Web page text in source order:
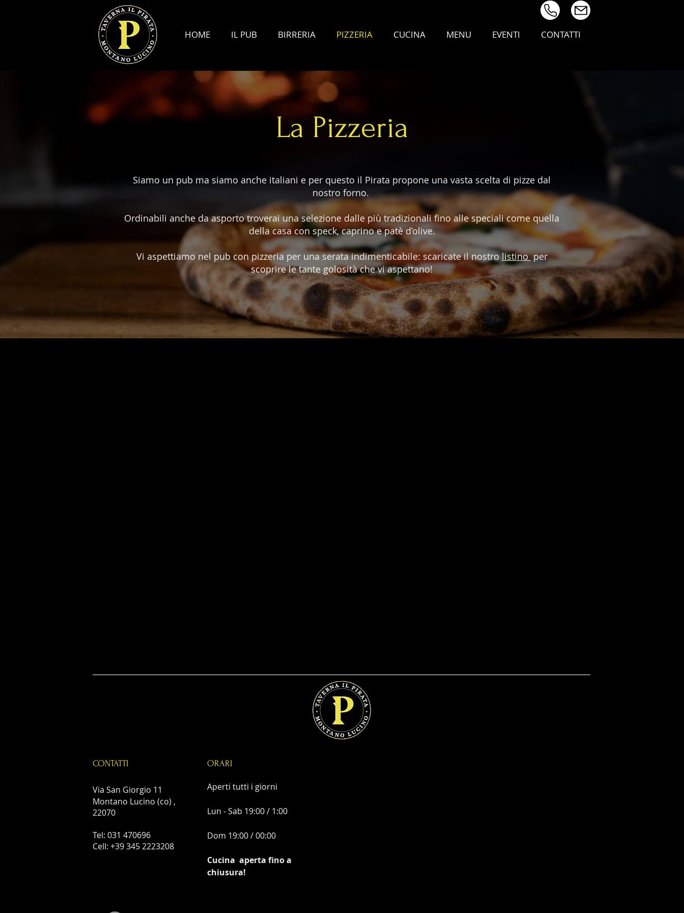
HOME IL PUB BIRRERIA PIZZERIA CUCINA MENU EVENTI CONTATTI
La Pizzeria
Siamo un pub ma siamo anche italiani e per questo il Pirata propone una vasta scelta di pizze dal
nostro forno.
Ordinabili anche da asporto troverai una selezione dalle più tradizionali fino alle speciali come quella
della casa con speck, caprino e patè d’olive.
Vi aspettiamo nel pub con pizzeria per una serata indimenticabile: scaricate il nostrolistinoper
scoprire le tante golosità che vi aspettano!
CONTATTI
Via San Giorgio 11
Montano Lucino (co) ,
22070
Tel: 031 470696
Cell: +39 345 2223208
ORARI
Aperti tutti i giorni
Lun - Sab 19:00 / 1:00
Dom 19:00 / 00:00
Cucina aperta fino a
chiusura!